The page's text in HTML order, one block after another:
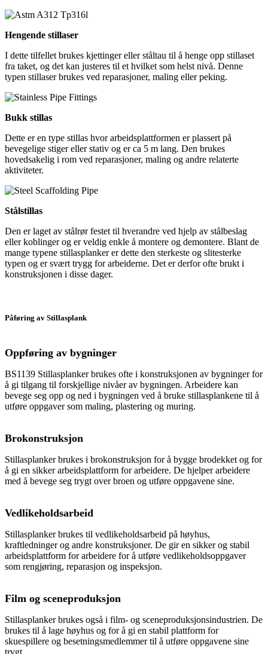
Hengende stillaser
I dette tilfellet brukes kjettinger eller ståltau til å henge opp stillaset
fra taket, og det kan justeres til et hvilket som helst nivå. Denne
typen stillaser brukes ved reparasjoner, maling eller peking.
Bukk stillas
Dette er en type stillas hvor arbeidsplattformen er plassert på
bevegelige stiger eller stativ og er ca 5 m lang. Den brukes
hovedsakelig i rom ved reparasjoner, maling og andre relaterte
aktiviteter.
Stålstillas
Den er laget av stålrør festet til hverandre ved hjelp av stålbeslag
eller koblinger og er veldig enkle å montere og demontere. Blant de
mange typene stillasplanker er dette den sterkeste og slitesterke
typen og er svært trygg for arbeiderne. Det er derfor ofte brukt i
konstruksjonen i disse dager.
Påføring av Stillasplank
Oppføring av bygninger
BS1139 Stillasplanker brukes ofte i konstruksjonen av bygninger for
å gi tilgang til forskjellige nivåer av bygningen. Arbeidere kan
bevege seg opp og ned i bygningen ved å bruke stillasplankene til å
utføre oppgaver som maling, plastering og muring.
Brokonstruksjon
Stillasplanker brukes i brokonstruksjon for å bygge brodekket og for
å gi en sikker arbeidsplattform for arbeidere. De hjelper arbeidere
med å bevege seg trygt over broen og utføre oppgavene sine.
Vedlikeholdsarbeid
Stillasplanker brukes til vedlikeholdsarbeid på høyhus,
kraftledninger og andre konstruksjoner. De gir en sikker og stabil
arbeidsplattform for arbeidere for å utføre vedlikeholdsoppgaver
som rengjøring, reparasjon og inspeksjon.
Film og sceneproduksjon
Stillasplanker brukes også i film- og sceneproduksjonsindustrien. De
brukes til å lage høyhus og for å gi en stabil plattform for
skuespillere og besetningsmedlemmer til å utføre oppgavene sine
trygt.